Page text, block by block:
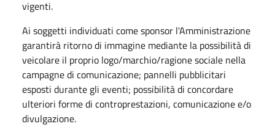
vigenti.
Ai soggetti individuati come sponsor l'Amministrazione
garantirà ritorno di immagine mediante la possibilità di
veicolare il proprio logo/marchio/ragione sociale nella
campagne di comunicazione; pannelli pubblicitari
esposti durante gli eventi; possibilità di concordare
ulteriori forme di controprestazioni, comunicazione e/o
divulgazione.